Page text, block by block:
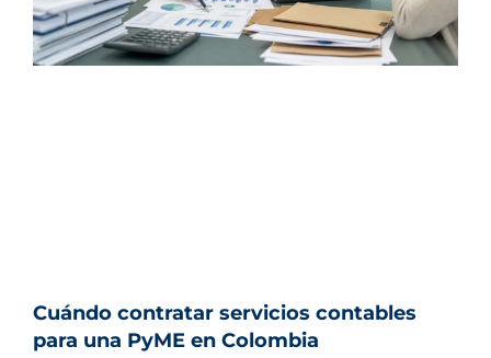
Cuándo contratar servicios contables
para una PyME en Colombia